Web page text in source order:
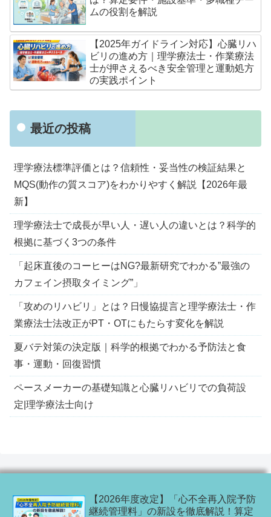
ムの役割を解説
【2025年ガイドライン対応】心臓リハ
ビリの進め方｜理学療法士・作業療法
士が押さえるべき安全管理と運動処方
の実践ポイント
最近の投稿
理学療法標準評価とは？信頼性・妥当性の検証結果と
MQS(動作の質スコア)をわかりやすく解説【2026年最
新】
理学療法士で成長が早い人・遅い人の違いとは？科学的
根拠に基づく3つの条件
「起床直後のコーヒーはNG?最新研究でわかる”最強の
カフェイン摂取タイミング”」
「攻めのリハビリ」とは？日慢協提言と理学療法士・作
業療法士法改正がPT・OTにもたらす変化を解説
夏バテ対策の決定版｜科学的根拠でわかる予防法と食
事・運動・回復習慣
ペースメーカーの基礎知識と心臓リハビリでの負荷設
定|理学療法士向け
【2026年度改定】「心不全再入院予防
継続管理料」の新設を徹底解説！算定